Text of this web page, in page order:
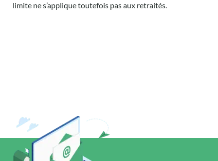
limite ne s’applique toutefois pas aux retraités.